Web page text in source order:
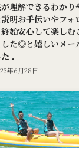
理解できるわかり
明お手伝いやフォ
終始安心して楽しむ
した◎と嬉しいメー
♩
年6月28日